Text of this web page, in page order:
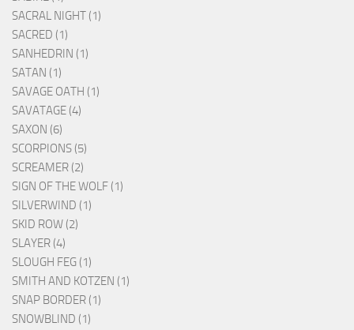
SACRAL NIGHT (1)
SACRED (1)
SANHEDRIN (1)
SATAN (1)
SAVAGE OATH (1)
SAVATAGE (4)
SAXON (6)
SCORPIONS (5)
SCREAMER (2)
SIGN OF THE WOLF (1)
SILVERWIND (1)
SKID ROW (2)
SLAYER (4)
SLOUGH FEG (1)
SMITH AND KOTZEN (1)
SNAP BORDER (1)
SNOWBLIND (1)